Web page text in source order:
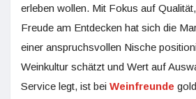
erleben wollen. Mit Fokus auf
Freude am Entdecken hat sich die
einer anspruchsvollen Nische
Weinkultur schätzt und Wert auf
Service legt, ist bei Weinfreunde